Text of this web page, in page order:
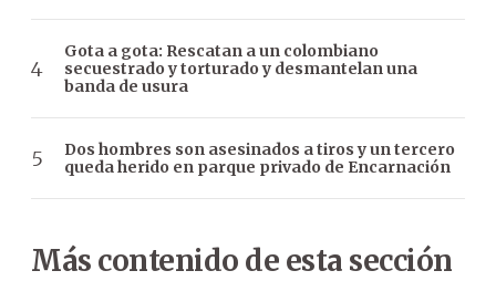
Gota a gota: Rescatan a un colombiano
secuestrado y torturado y desmantelan una
banda de usura
Dos hombres son asesinados a tiros y un tercero
queda herido en parque privado de Encarnación
Más contenido de esta sección